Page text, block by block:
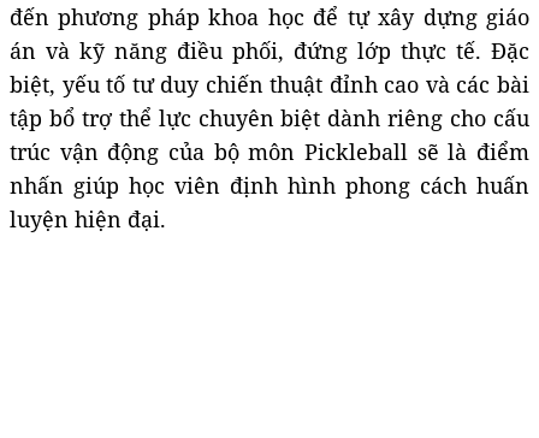
đến phương pháp khoa học để tự xây dựng giáo
án và kỹ năng điều phối, đứng lớp thực tế. Đặc
biệt, yếu tố tư duy chiến thuật đỉnh cao và các bài
tập bổ trợ thể lực chuyên biệt dành riêng cho cấu
trúc vận động của bộ môn Pickleball sẽ là điểm
nhấn giúp học viên định hình phong cách huấn
luyện hiện đại.